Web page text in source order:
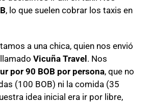
, lo que suelen cobrar los taxis en
a una chica, quien nos envió
Vicuña Travel . Nos
por 90 BOB por persona, que no
(100 BOB) ni la comida (35
idea inicial era ir por libre,